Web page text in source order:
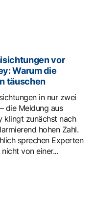
vor
Warum die
täuschen
in nur zwei
die Meldung aus
klingt zunächst nach
hohen Zahl.
sprechen Experten
von einer...